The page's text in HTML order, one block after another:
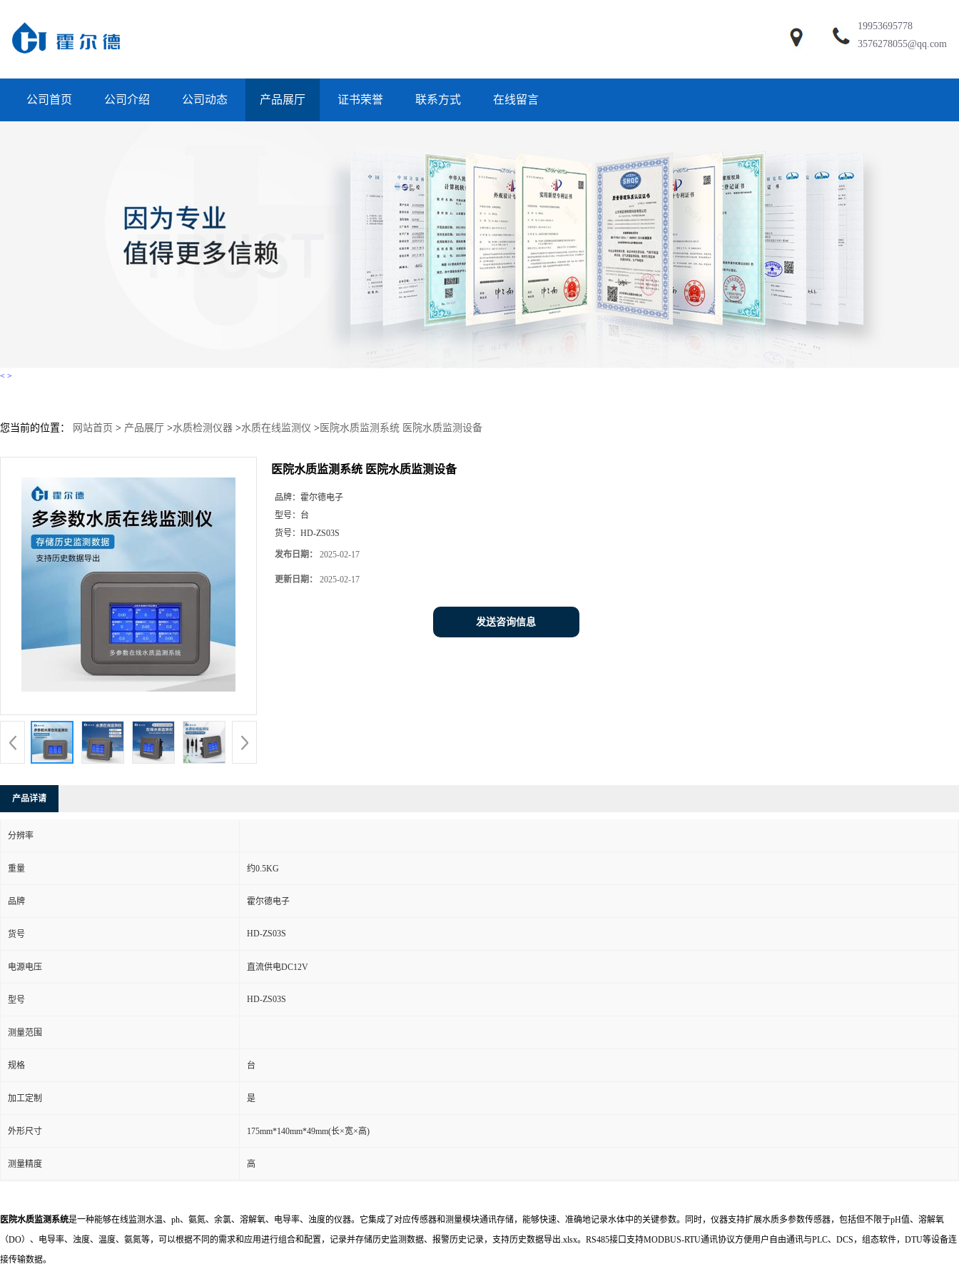
19953695778
3576278055@qq.com
公司首页 公司介绍 公司动态 产品展厅 证书荣誉 联系方式 在线留言
< >
您当前的位置： 网站首页 > 产品展厅 >水质检测仪器 >水质在线监测仪 > 医院水质监测系统 医院水质监测设备
医院水质监测系统 医院水质监测设备
品牌： 霍尔德电子
型号： 台
货号： HD-ZS03S
发布日期： 2025-02-17
更新日期： 2025-02-17
发送咨询信息
产品详请
分辨率
重量 约0.5KG
品牌 霍尔德电子
货号 HD-ZS03S
电源电压 直流供电DC12V
型号 HD-ZS03S
测量范围
规格 台
加工定制 是
外形尺寸 175mm*140mm*49mm(长×宽×高)
测量精度 高
医院水质监测系统是一种能够在线监测水温、ph、氨氮、余氯、溶解氧、电导率、浊度的仪器。它集成了对应传感器和测量模块通讯存储，能够快速、准确地记录水体中的关键参数。同时，仪器支持扩展水质多参数传感器，包括但不限于pH值、溶解氧
（DO）、电导率、浊度、温度、氨氮等，可以根据不同的需求和应用进行组合和配置，记录并存储历史监测数据、报警历史记录，支持历史数据导出.xlsx。RS485接口支持MODBUS-RTU通讯协议方便用户自由通讯与PLC、DCS，组态软件，DTU等设备连
接传输数据。